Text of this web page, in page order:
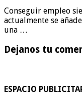
Conseguir empleo
actualmente se
una …
Dejanos tu
ESPACIO